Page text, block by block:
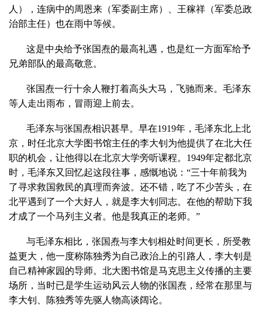
人），连病中的周恩来（军委副主席）、王稼祥（军委总政
治部主任）也在雨中等候。
这是中央给予张国焘的最高礼遇，也是红一方面军给予
兄弟部队的最高敬意。
张国焘一行十余人鞭打着高头大马，飞驰而来。毛泽东
等人走出雨布，冒雨迎上前去。
毛泽东与张国焘相识甚早。早在1919年，毛泽东北上北
京，时任北京大学图书馆主任的李大钊为他提供了在北大任
职的机会，让他得以在北京大学旁听课程。1949年定都北京
时，毛泽东又回忆起这段往事，感慨地说：“三十年前我为
了寻求救国救民的真理而奔波。还不错，吃了不少苦头，在
北平遇到了一个大好人，就是李大钊同志。在他的帮助下我
才成了一个马列主义者。他是我真正的老师。”
与毛泽东相比，张国焘与李大钊相处时间更长，所受教
益更大，他一度称陈独秀为自己政治上的引路人，李大钊是
自己精神家园的导师。北大图书馆是马克思主义传播的主要
场所，当时已是学生运动风云人物的张国焘，经常在那里与
李大钊、陈独秀等先驱人物高谈阔论。